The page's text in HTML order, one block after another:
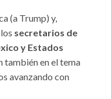
(a Trump) y,
secretarios de
y Estados
también en el tema
avanzando con